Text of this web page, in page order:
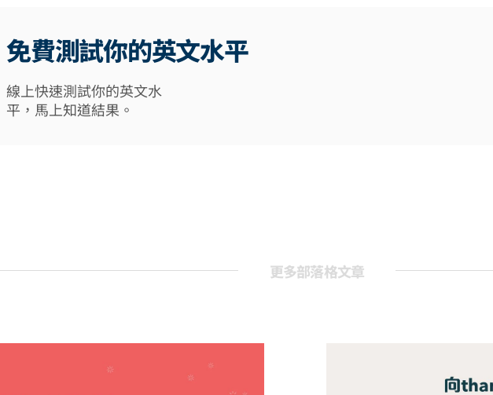
免費測試你的英文水平
線上快速測試你的英文水
平，馬上知道結果。
更多部落格文章